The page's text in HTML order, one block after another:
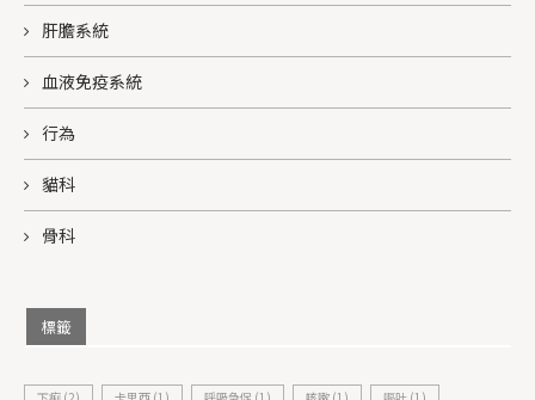
肝膽系統
血液免疫系統
行為
貓科
骨科
標籤